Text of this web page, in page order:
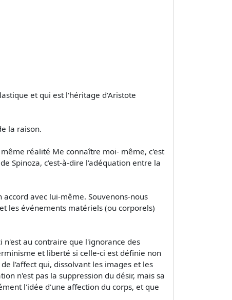
et qui est l'héritage d'Aristote
la raison.
réalité Me connaître moi- même, c'est
Spinoza, c'est-à-dire l'adéquation entre la
avec lui-même. Souvenons-nous
les événements matériels (ou corporels)
au contraire que l'ignorance des
et liberté si celle-ci est définie non
l'affect qui, dissolvant les images et les
n'est pas la suppression du désir, mais sa
l'idée d'une affection du corps, et que